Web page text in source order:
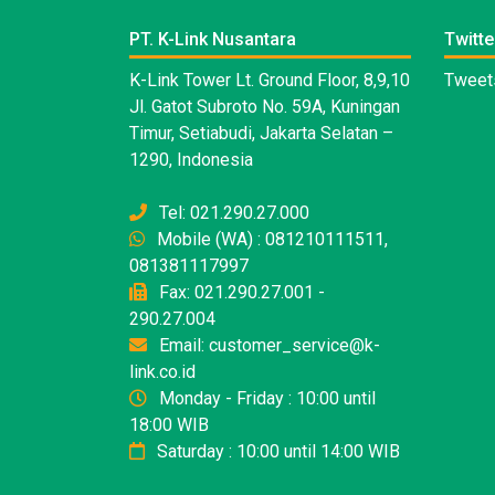
PT. K-Link Nusantara
K-Link Tower Lt. Ground Floor, 8,9,10
Jl. Gatot Subroto No. 59A, Kuningan
Timur, Setiabudi, Jakarta Selatan –
1290, Indonesia
Tel: 021.290.27.000
Mobile (WA) : 081210111511,
081381117997
Fax: 021.290.27.001 -
290.27.004
Email: customer_service@k-
link.co.id
Monday - Friday : 10:00 until
18:00 WIB
Saturday : 10:00 until 14:00 WIB